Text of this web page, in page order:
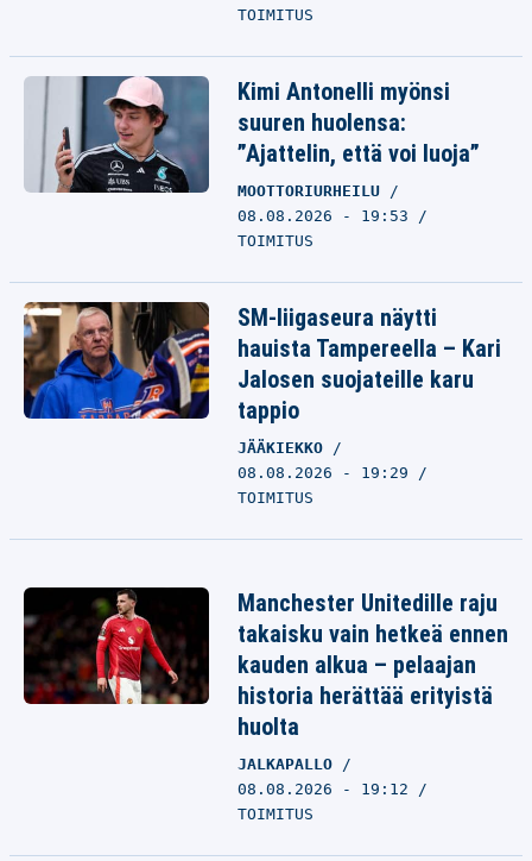
TOIMITUS
Kimi Antonelli myönsi
suuren huolensa:
”Ajattelin, että voi luoja”
MOOTTORIURHEILU
08.08.2026 - 19:53
TOIMITUS
SM-liigaseura näytti
hauista Tampereella – Kari
Jalosen suojateille karu
tappio
JÄÄKIEKKO
08.08.2026 - 19:29
TOIMITUS
Manchester Unitedille raju
takaisku vain hetkeä ennen
kauden alkua – pelaajan
historia herättää erityistä
huolta
JALKAPALLO
08.08.2026 - 19:12
TOIMITUS